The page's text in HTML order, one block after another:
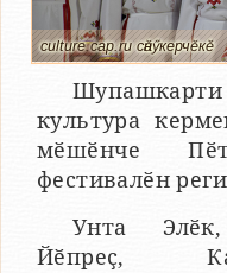
culture.cap.ru сӑнӳкерчӗкӗ
культура
мӗшӗнче
фестивалӗн
Унта
Йӗпреҫ,